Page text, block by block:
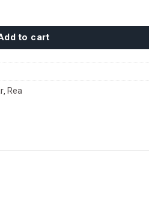
to cart
Rea